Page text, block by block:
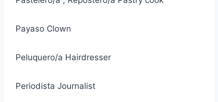
Payaso Clown
Peluquero/a Hairdresser
Periodista Journalist